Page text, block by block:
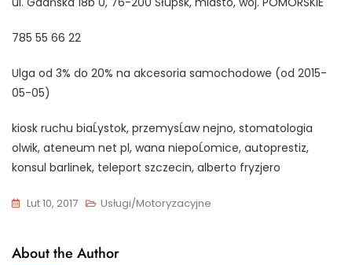
785 55 66 22
Ulga od 3% do 20% na akcesoria samochodowe (od 2015-
05-05)
kiosk ruchu biaĹystok, przemysĹaw nejno, stomatologia
olwik, ateneum net pl, wana niepoĹomice, autoprestiz,
konsul barlinek, teleport szczecin, alberto fryzjero
Lut 10, 2017 Usługi/Motoryzacyjne
About the Author